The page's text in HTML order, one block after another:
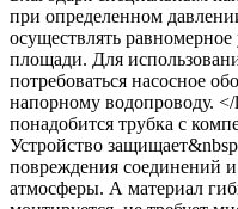
при определенном
осуществлять
площади. Для
потребоваться насосное
напорному водопроводу.
понадобится трубка с
Устройство
повреждения соединений
атмосферы. А материал